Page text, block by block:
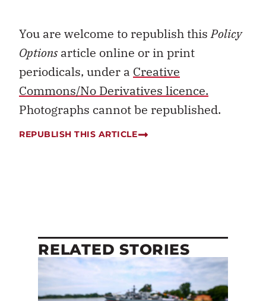
You are welcome to republish thisPolicy
Optionsarticle online or in print
periodicals, under a Creative
Commons/No Derivatives licence.
Photographs cannot be republished.
REPUBLISH THIS ARTICLE
RELATED STORIES